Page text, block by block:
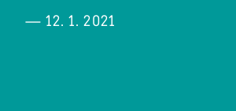
— 12. 1. 2021